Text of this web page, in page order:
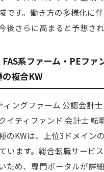
です。働き方の多様化に
後さらに高まると予想され
系ファーム・PEファ
複合KW
ィングファーム 公認会計士
イティファンド 会計士 転
のKWは、上位3ドメイン
います。総合転職サービ
ため、専門ポータルが詳